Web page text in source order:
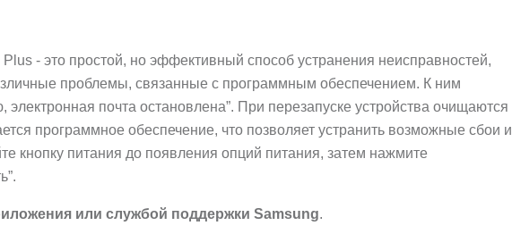
- это простой, но эффективный способ устранения неисправностей,
проблемы, связанные с программным обеспечением. К ним
почта остановлена”. При перезапуске устройства очищаются
программное обеспечение, что позволяет устранить возможные сбои и
кнопку питания до появления опций питания, затем нажмите
или службой поддержки Samsung